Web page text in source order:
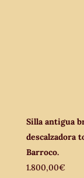
Silla antigua
descalzadora
Barroco.
1.800,00€